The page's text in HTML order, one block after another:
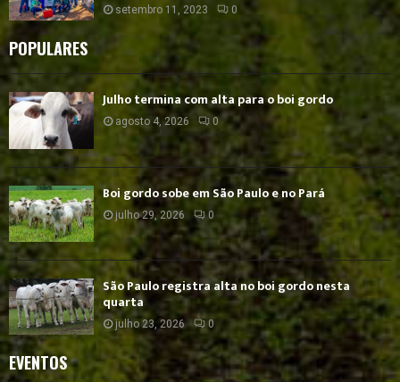
setembro 11, 2023 0
POPULARES
Julho termina com alta para o boi gordo
agosto 4, 2026 0
Boi gordo sobe em São Paulo e no Pará
julho 29, 2026 0
São Paulo registra alta no boi gordo nesta
quarta
julho 23, 2026 0
EVENTOS